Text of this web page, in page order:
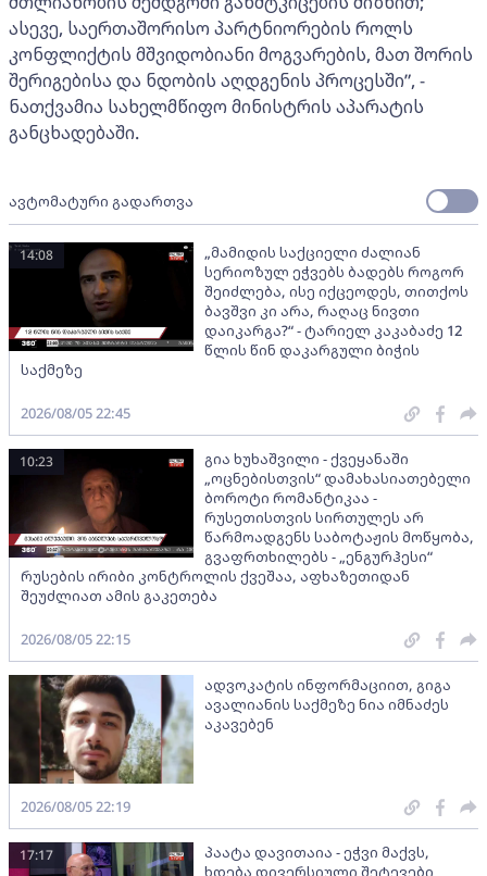
ასევე, საერთაშორისო პარტნიორების როლს
კონფლიქტის მშვიდობიანი მოგვარების, მათ შორის
შერიგებისა და ნდობის აღდგენის პროცესში”, -
ნათქვამია სახელმწიფო მინისტრის აპარატის
განცხადებაში.
ავტომატური გადართვა
„მამიდის საქციელი ძალიან
სერიოზულ ეჭვებს ბადებს როგორ
შეიძლება, ისე იქცეოდეს, თითქოს
ბავშვი კი არა, რაღაც ნივთი
დაიკარგა?“ - ტარიელ კაკაბაძე 12
წლის წინ დაკარგული ბიჭის
საქმეზე
14:08
2026/08/05 22:45
გია ხუხაშვილი - ქვეყანაში
„ოცნებისთვის“ დამახასიათებელი
ბოროტი რომანტიკაა -
რუსეთისთვის სირთულეს არ
წარმოადგენს საბოტაჟის მოწყობა,
გვაფრთხილებს - „ენგურჰესი“
რუსების ირიბი კონტროლის ქვეშაა, აფხაზეთიდან
შეუძლიათ ამის გაკეთება
10:23
2026/08/05 22:15
ადვოკატის ინფორმაციით, გიგა
ავალიანის საქმეზე ნია იმნაძეს
აკავებენ
2026/08/05 22:19
პაატა დავითაია - ეჭვი მაქვს,
ხდება დივერსიული შეტევები
17:17